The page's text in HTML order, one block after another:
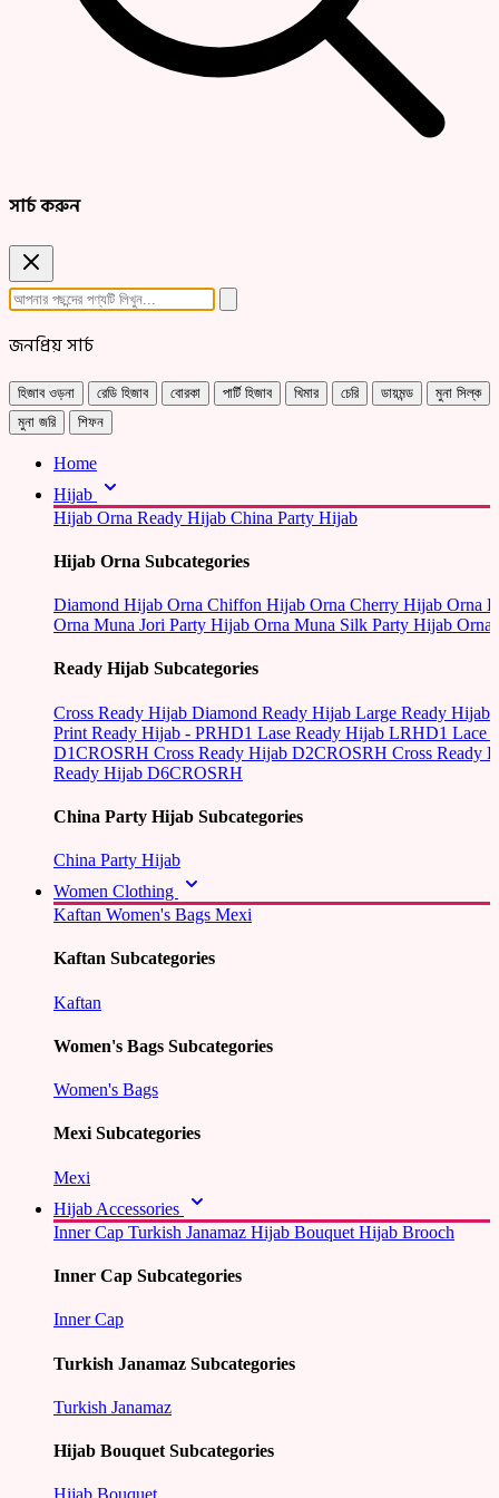
সার্চ করুন
জনপ্রিয় সার্চ
হিজাব ওড়না রেডি হিজাব বোরকা পার্টি হিজাব খিমার চেরি ডায়মন্ড
মুনা সিল্ক
মুনা জরি
শিফন
Home
Hijab
Hijab Orna Ready Hijab China Party Hijab
Hijab Orna Subcategories
Diamond Hijab Orna Chiffon Hijab Orna Cherry Hijab Orna
Orna Muna Jori Party Hijab Orna Muna Silk Party Hijab Orna
Ready Hijab Subcategories
Cross Ready Hijab Diamond Ready Hijab Large Ready Hijab
Print Ready Hijab - PRHD1 Lase Ready Hijab LRHD1 Lace
D1CROSRH Cross Ready Hijab D2CROSRH Cross Ready
Ready Hijab D6CROSRH
China Party Hijab Subcategories
China Party Hijab
Women Clothing
Kaftan Women's Bags Mexi
Kaftan Subcategories
Kaftan
Women's Bags Subcategories
Women's Bags
Mexi Subcategories
Mexi
Hijab Accessories
Inner Cap Turkish Janamaz Hijab Bouquet Hijab Brooch
Inner Cap Subcategories
Inner Cap
Turkish Janamaz Subcategories
Turkish Janamaz
Hijab Bouquet Subcategories